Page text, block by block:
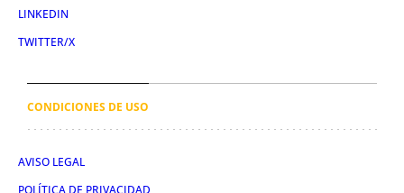
LINKEDIN
TWITTER/X
CONDICIONES DE USO
AVISO LEGAL